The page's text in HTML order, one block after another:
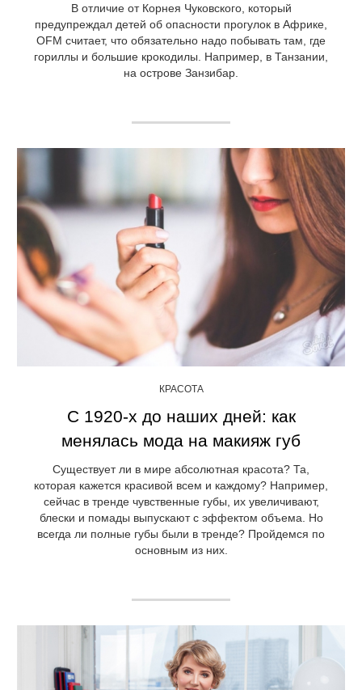
В отличие от Корнея Чуковского, который
предупреждал детей об опасности прогулок в Африке,
OFM считает, что обязательно надо побывать там, где
гориллы и большие крокодилы. Например, в Танзании,
на острове Занзибар.
КРАСОТА
С 1920-х до наших дней: как
менялась мода на макияж губ
Существует ли в мире абсолютная красота? Та,
которая кажется красивой всем и каждому? Например,
сейчас в тренде чувственные губы, их увеличивают,
блески и помады выпускают с эффектом объема. Но
всегда ли полные губы были в тренде? Пройдемся по
основным из них.